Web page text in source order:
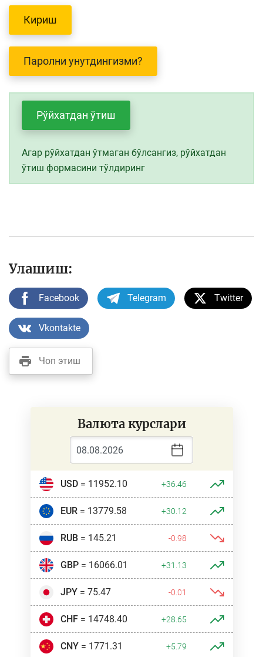
Паролни унутдингизми?
Рўйхатдан ўтиш
Агар рўйхатдан ўтмаган бўлсангиз, рўйхатдан
ўтиш формасини тўлдиринг
Улашиш:
Facebook Telegram Twitter
Vkontakte
Чоп этиш
Валюта курслари
USD= 11952.10 +36.46
EUR= 13779.58 +30.12
RUB= 145.21 -0.98
GBP= 16066.01 +31.13
JPY= 75.47 -0.01
CHF= 14748.40 +28.65
CNY= 1771.31 +5.79